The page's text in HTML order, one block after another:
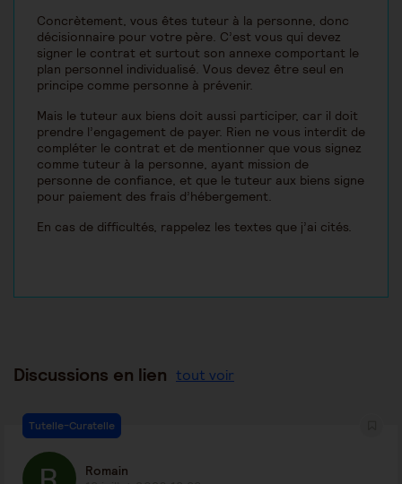
Concrètement, vous êtes tuteur à la personne, donc
décisionnaire pour votre père. C’est vous qui devez
signer le contrat et surtout son annexe comportant le
plan personnel individualisé. Vous devez être seul en
principe comme personne à prévenir.
Mais le tuteur aux biens doit aussi participer, car il doit
prendre l’engagement de payer. Rien ne vous interdit de
compléter le contrat et de mentionner que vous signez
comme tuteur à la personne, ayant mission de
personne de confiance, et que le tuteur aux biens signe
pour paiement des frais d’hébergement.
En cas de difficultés, rappelez les textes que j’ai cités.
Discussions en lien tout voir
Tutelle-Curatelle
Romain